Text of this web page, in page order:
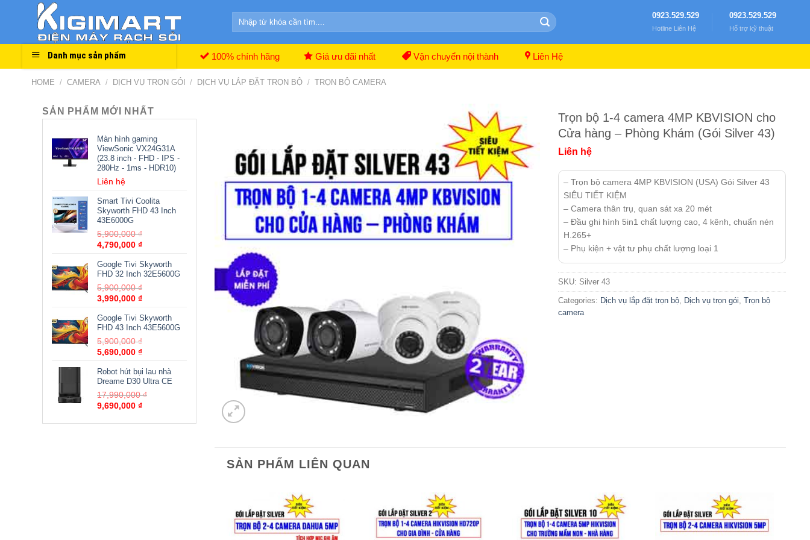
Search
0923.529.529
Hotline Liên Hệ
0923.529.529
Hổ trợ kỹ thuật
Danh mục sản phẩm 100% chính hãng Giá ưu đãi nhất Vận chuyển nội thành Liên Hệ
HOME / CAMERA / DỊCH VỤ TRỌN GÓI / DỊCH VỤ LẮP ĐẶT TRỌN BỘ / TRỌN BỘ CAMERA
SẢN PHẨM MỚI NHẤT
Màn hình gaming
ViewSonic VX24G31A
(23.8 inch - FHD - IPS -
280Hz - 1ms - HDR10)
Liên hệ
Smart Tivi Coolita
Skyworth FHD 43 Inch
43E6000G
5,900,000₫
4,790,000 ₫
Google Tivi Skyworth
FHD 32 Inch 32E5600G
5,900,000₫
3,990,000 ₫
Google Tivi Skyworth
FHD 43 Inch 43E5600G
5,900,000₫
5,690,000 ₫
Robot hút bụi lau nhà
Dreame D30 Ultra CE
17,990,000₫
9,690,000 ₫
Trọn bộ 1-4 camera 4MP KBVISION cho
Cửa hàng – Phòng Khám (Gói Silver 43)
Liên hệ
– Trọn bộ camera 4MP KBVISION (USA) Gói Silver 43
SIÊU TIẾT KIỆM
– Camera thân trụ, quan sát xa 20 mét
– Đầu ghi hình 5in1 chất lượng cao, 4 kênh, chuẩn nén
H.265+
– Phụ kiện + vật tư phụ chất lượng loại 1
SKU: Silver 43
Categories: Dịch vụ lắp đặt trọn bộ, Dịch vụ trọn gói,Trọn bộ
camera
SẢN PHẨM LIÊN QUAN